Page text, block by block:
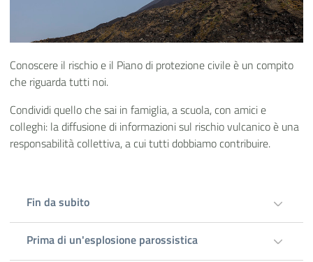
Conoscere il rischio e il Piano di protezione civile è un compito
che riguarda tutti noi.
Condividi quello che sai in famiglia, a scuola, con amici e
colleghi: la diffusione di informazioni sul rischio vulcanico è una
responsabilità collettiva, a cui tutti dobbiamo contribuire.
Fin da subito
Prima di un'esplosione parossistica